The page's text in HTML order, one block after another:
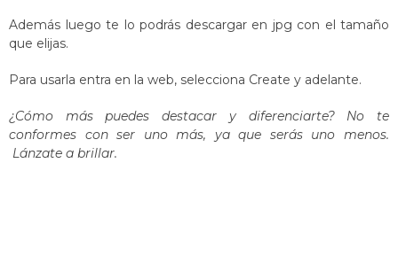
Además luego te lo podrás descargar en jpg con el tamaño
que elijas.
Para usarla entra en la web, selecciona Create y adelante.
¿Cómo más puedes destacar y diferenciarte? No te
conformes con ser uno más, ya que serás uno menos.
Lánzate a brillar.